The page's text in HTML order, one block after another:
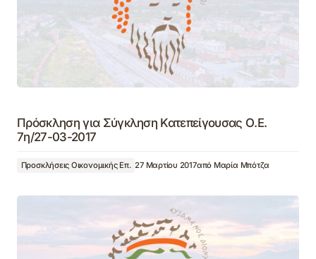
Πρόσκληση για Σύγκληση Κατεπείγουσας Ο.Ε.
7η/27-03-2017
Προσκλήσεις Οικονομικής Επ. 27 Μαρτίου 2017από Μαρία Μπότζα